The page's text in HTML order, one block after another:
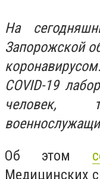
На
Запорожской
COVID-19
человек,
Об этом
Медицинских